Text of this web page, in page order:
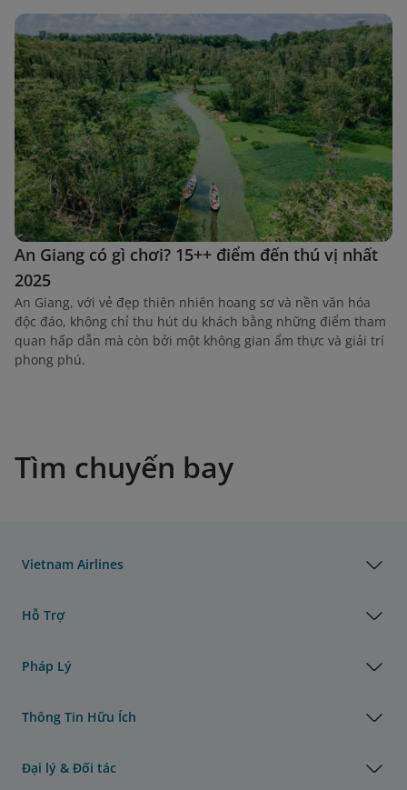
An Giang có gì chơi? 15++ điểm đến thú vị nhất
2025
An Giang, với vẻ đẹp thiên nhiên hoang sơ và nền văn hóa
độc đáo, không chỉ thu hút du khách bằng những điểm tham
quan hấp dẫn mà còn bởi một không gian ẩm thực và giải trí
phong phú.
Tìm chuyến bay
Vietnam Airlines
Hỗ Trợ
Pháp Lý
Thông Tin Hữu Ích
Đại lý & Đối tác